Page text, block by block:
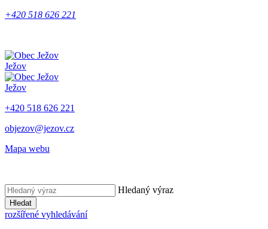
+420 518 626 221
Ježov
Ježov
+420 518 626 221
objezov@jezov.cz
Mapa webu
Hledaný výraz
Hledat
rozšířené vyhledávání